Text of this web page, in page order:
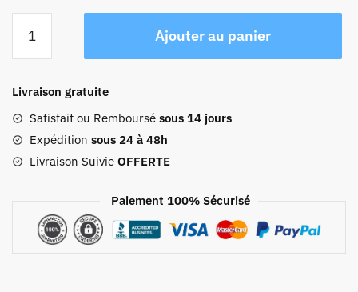
Petit
À
Dos
En
Toile
Ajouter au panier
Livraison gratuite
Satisfait ou Remboursé sous 14 jours
Expédition sous 24 à 48h
Livraison Suivie OFFERTE
Paiement 100% Sécurisé